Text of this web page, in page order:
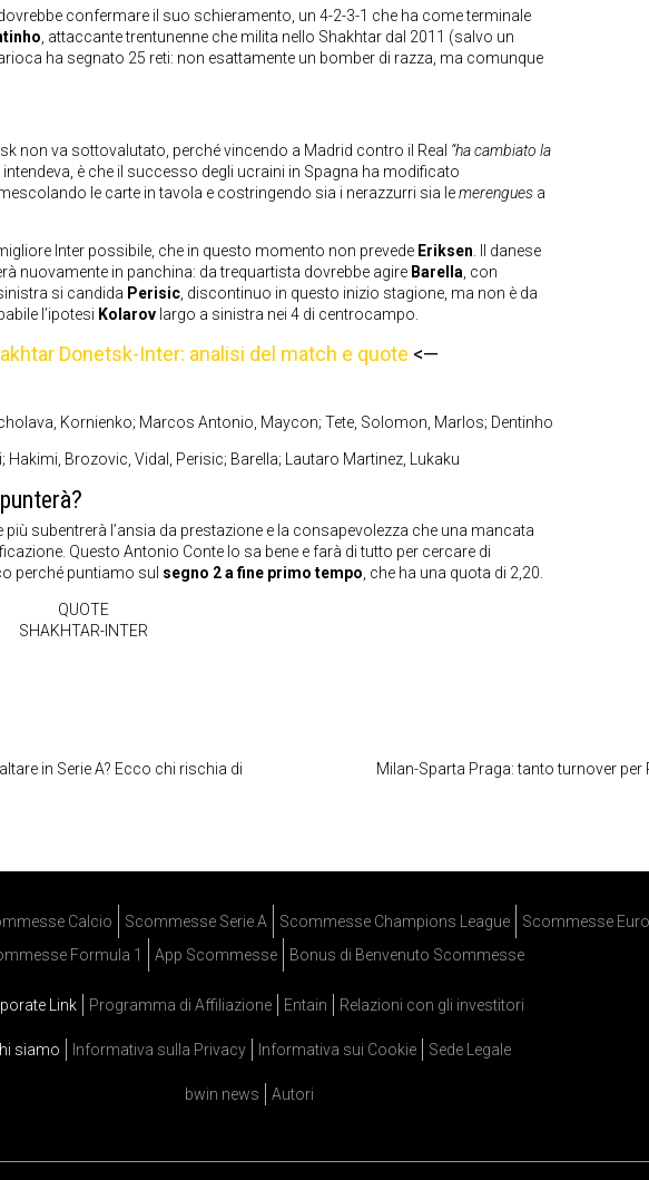
confermare il suo schieramento, un 4-2-3-1 che ha come terminale
, attaccante trentunenne che milita nello Shakhtar dal 2011 (salvo un
ha segnato 25 reti: non esattamente un bomber di razza, ma comunque
non va sottovalutato, perché vincendo a Madrid contro il Real “ha cambiato la
intendeva, è che il successo degli ucraini in Spagna ha modificato
le carte in tavola e costringendo sia i nerazzurri sia lemerengues a
Inter possibile, che in questo momento non prevede Eriksen . Il danese
nuovamente in panchina: da trequartista dovrebbe agire Barella , con
sinistra si candida Perisic , discontinuo in questo inizio stagione, ma non è da
l’ipotesi Kolarov largo a sinistra nei 4 di centrocampo.
Donetsk-Inter: analisi del match e quote <—
Kornienko; Marcos Antonio, Maycon; Tete, Solomon, Marlos; Dentinho
Hakimi, Brozovic, Vidal, Perisic; Barella; Lautaro Martinez, Lukaku
più subentrerà l’ansia da prestazione e la consapevolezza che una mancata
Questo Antonio Conte lo sa bene e farà di tutto per cercare di
perché puntiamo sul segno 2 a fine primo tempo , che ha una quota di 2,20.
QUOTE
SHAKHTAR-INTER
in Serie A? Ecco chi rischia di
Milan-Sparta Praga: tanto turnover
Calcio Scommesse Serie A Scommesse Champions League Scommesse
Formula 1
App Scommesse Bonus di Benvenuto Scommesse
Link Programma di Affiliazione Entain Relazioni con gli investitori
siamo Informativa sulla Privacy Informativa sui Cookie Sede Legale
bwin news Autori